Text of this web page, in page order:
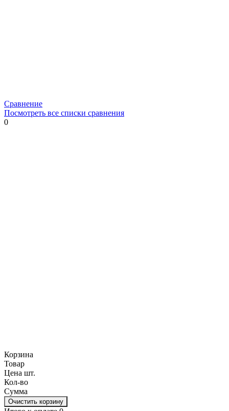
Сравнение
Посмотреть все списки сравнения
0
Корзина
Товар
Цена шт.
Кол-во
Сумма
Очистить корзину